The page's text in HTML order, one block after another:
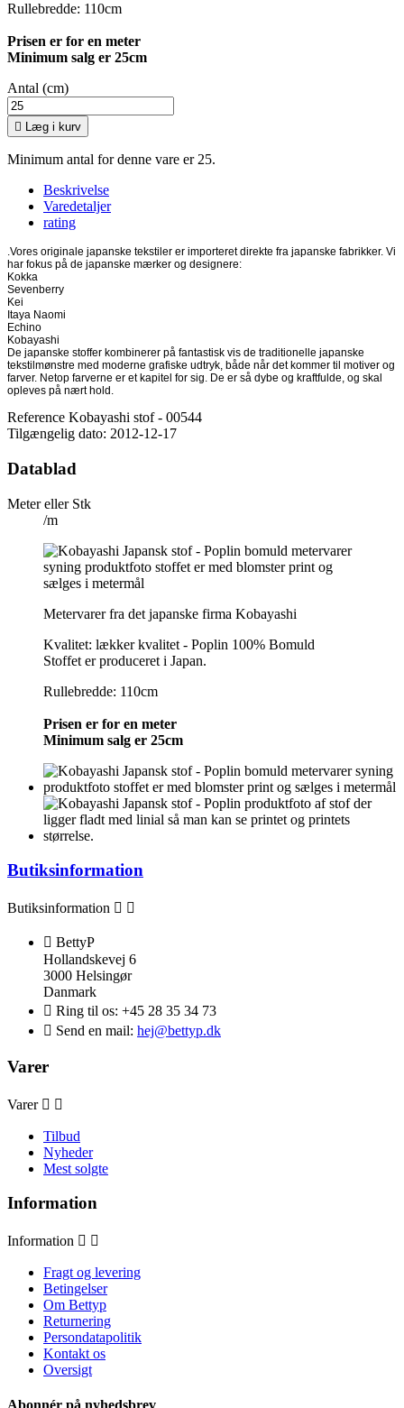
Rullebredde: 110cm
Prisen er for en meter
Minimum salg er 25cm
Antal (cm)
 Læg i kurv
Minimum antal for denne vare er 25.
Beskrivelse
Varedetaljer
rating
.Vores originale japanske tekstiler er importeret direkte fra japanske fabrikker. Vi
har fokus på de japanske mærker og designere:
Kokka
Sevenberry
Kei
Itaya Naomi
Echino
Kobayashi
De japanske stoffer kombinerer på fantastisk vis de traditionelle japanske
tekstilmønstre med moderne grafiske udtryk, både når det kommer til motiver og
farver. Netop farverne er et kapitel for sig. De er så dybe og kraftfulde, og skal
opleves på nært hold.
Reference Kobayashi stof - 00544
Tilgængelig dato: 2012-12-17
Datablad
Meter eller Stk
/m
Metervarer fra det japanske firma Kobayashi
Kvalitet: lækker kvalitet - Poplin 100% Bomuld
Stoffet er produceret i Japan.
Rullebredde: 110cm
Prisen er for en meter
Minimum salg er 25cm
Butiksinformation
Butiksinformation  
 BettyP
Hollandskevej 6
3000 Helsingør
Danmark
 Ring til os: +45 28 35 34 73
 Send en mail: hej@bettyp.dk
Varer
Varer  
Tilbud
Nyheder
Mest solgte
Information
Information  
Fragt og levering
Betingelser
Om Bettyp
Returnering
Persondatapolitik
Kontakt os
Oversigt